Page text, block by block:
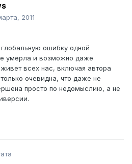
2011
ошибку одной
умерла и возможно даже
всех нас, включая автора
очевидна, что даже не
просто по недомыслию, а не